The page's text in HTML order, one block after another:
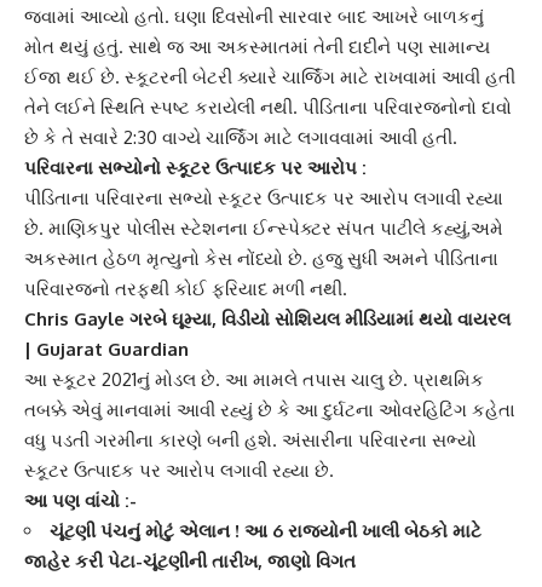
જવામાં આવ્યો હતો. ઘણા દિવસોની સારવાર બાદ આખરે બાળકનું
મોત થયું હતું. સાથે જ આ અકસ્માતમાં તેની દાદીને પણ સામાન્ય
ઈજા થઈ છે. સ્કૂટરની બેટરી ક્યારે ચાર્જિંગ માટે રાખવામાં આવી હતી
તેને લઈને સ્થિતિ સ્પષ્ટ કરાયેલી નથી. પીડિતાના પરિવારજનોનો દાવો
છે કે તે સવારે 2:30 વાગ્યે ચાર્જિંગ માટે લગાવવામાં આવી હતી.
પરિવારના સભ્યોનો સ્કૂટર ઉત્પાદક પર આરોપ :
પીડિતાના પરિવારના સભ્યો સ્કૂટર ઉત્પાદક પર આરોપ લગાવી રહ્યા
છે. માણિકપુર પોલીસ સ્ટેશનના ઈન્સ્પેક્ટર સંપત પાટીલે કહ્યું,અમે
અકસ્માત હેઠળ મૃત્યુનો કેસ નોંધ્યો છે. હજુ સુધી અમને પીડિતાના
પરિવારજનો તરફથી કોઈ ફરિયાદ મળી નથી.
Chris Gayle ગરબે ઘૂમ્યા, વિડીયો સોશિયલ મીડિયામાં થયો વાયરલ
| Gujarat Guardian
આ સ્કૂટર 2021નું મોડલ છે. આ મામલે તપાસ ચાલુ છે. પ્રાથમિક
તબક્કે એવું માનવામાં આવી રહ્યું છે કે આ દુર્ઘટના ઓવરહિટિંગ કહેતા
વધુ પડતી ગરમીના કારણે બની હશે. અંસારીના પરિવારના સભ્યો
સ્કૂટર ઉત્પાદક પર આરોપ લગાવી રહ્યા છે.
આ પણ વાંચો :-
ચૂંટણી પંચનું મોટું એલાન ! આ 6 રાજ્યોની ખાલી બેઠકો માટે
જાહેર કરી પેટા-ચૂંટણીની તારીખ, જાણો વિગત